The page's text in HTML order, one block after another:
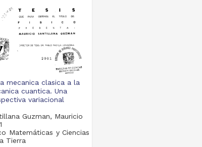
mecanica clasica a la
cuantica. Una
variacional
Guzman, Mauricio
Matemáticas y Ciencias
Tierra